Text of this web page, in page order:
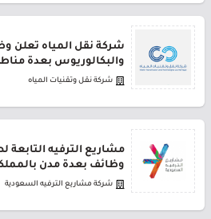
شركة نقل المياه تعلن
والبكالوريوس بعدة
شركة نقل وتقنيات المياه
مشاريع الترفيه
وظائف بعدة مدن
شركة مشاريع الترفيه السعودية